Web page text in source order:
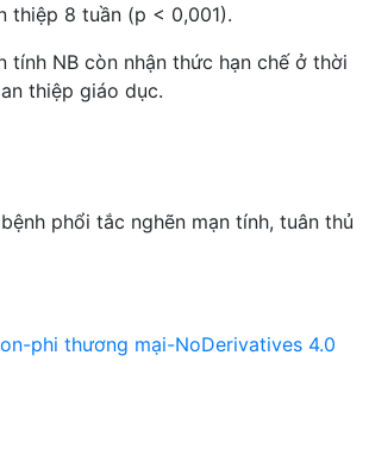
thiệp 8 tuần (p < 0,001).
NB còn nhận thức hạn chế ở thời
thiệp giáo dục.
bệnh phổi tắc nghẽn mạn tính, tuân thủ
phi thương mại-NoDerivatives 4.0